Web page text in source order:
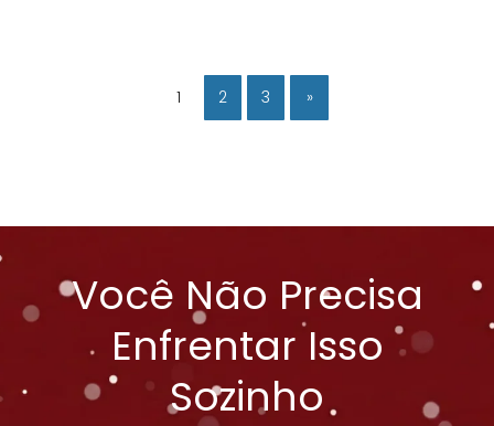
1 2 3 »
Você Não Precisa
Enfrentar Isso
Sozinho